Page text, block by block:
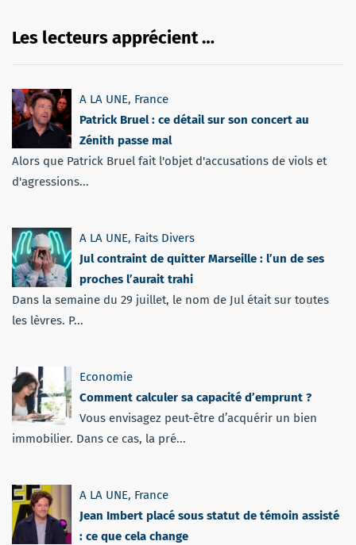
Les lecteurs apprécient …
A LA UNE, France
Patrick Bruel : ce détail sur son concert au
Zénith passe mal
Alors que Patrick Bruel fait l'objet d'accusations de viols et
d'agressions...
A LA UNE, Faits Divers
Jul contraint de quitter Marseille : l’un de ses
proches l’aurait trahi
Dans la semaine du 29 juillet, le nom de Jul était sur toutes
les lèvres. P...
Economie
Comment calculer sa capacité d’emprunt ?
Vous envisagez peut-être d’acquérir un bien
immobilier. Dans ce cas, la pré...
A LA UNE, France
Jean Imbert placé sous statut de témoin assisté
: ce que cela change